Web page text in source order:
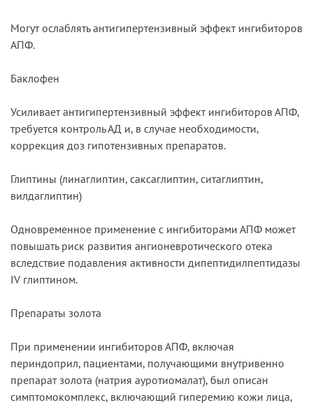
Могут ослаблять антигипертензивный эффект ингибиторов
АПФ.
Баклофен
Усиливает антигипертензивный эффект ингибиторов АПФ,
требуется контроль АД и, в случае необходимости,
коррекция доз гипотензивных препаратов.
Глиптины (линаглиптин, саксаглиптин, ситаглиптин,
вилдаглиптин)
Одновременное применение с ингибиторами АПФ может
повышать риск развития ангионевротического отека
вследствие подавления активности дипептидилпептидазы
IV глиптином.
Препараты золота
При применении ингибиторов АПФ, включая
периндоприл, пациентами, получающими внутривенно
препарат золота (натрия ауротиомалат), был описан
симптомокомплекс, включающий гиперемию кожи лица,